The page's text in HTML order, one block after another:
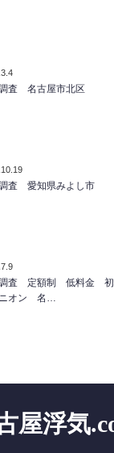
査 名古屋市北区
査 愛知県みよし市
査 定額制 低料金 初
オン 名…
屋浮気